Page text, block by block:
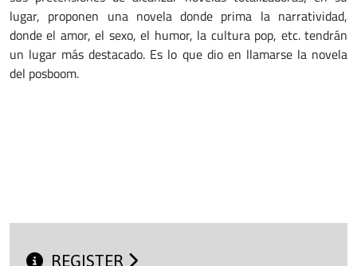
lugar, proponen una novela donde prima la narratividad,
donde el amor, el sexo, el humor, la cultura pop, etc. tendrán
un lugar más destacado. Es lo que dio en llamarse la novela
del posboom.
REGISTER